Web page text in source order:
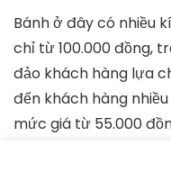
Bánh ở đây có nhiều
chỉ từ 100.000 đồng,
đảo khách hàng lựa
đến khách hàng
mức giá từ 55.000
Ngoài ra, các mẫu